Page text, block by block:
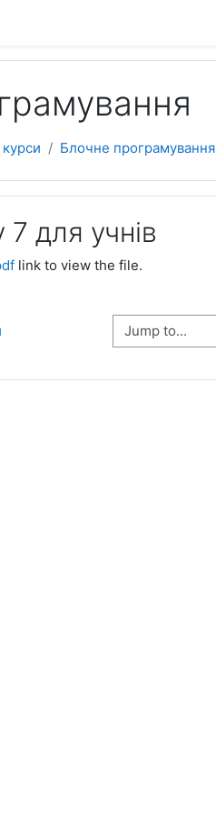
Блочне програмування
для учнів
link to view the file.
Jump to...